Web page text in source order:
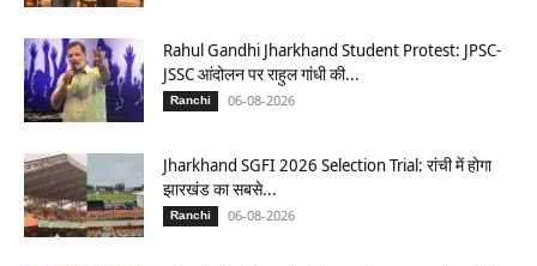
Rahul Gandhi Jharkhand Student Protest: JPSC-
JSSC आंदोलन पर राहुल गांधी की...
Ranchi 06-08-2026
Jharkhand SGFI 2026 Selection Trial: रांची में होगा
झारखंड का सबसे...
Ranchi 06-08-2026